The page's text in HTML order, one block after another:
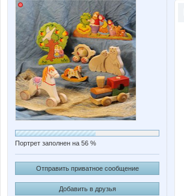
Портрет заполнен на 56 %
Отправить приватное сообщение
Добавить в друзья